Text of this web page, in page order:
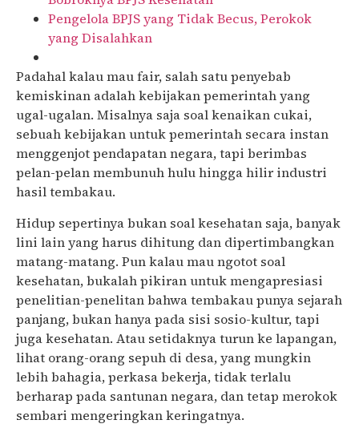
Pengelola BPJS yang Tidak Becus, Perokok
yang Disalahkan
Padahal kalau mau fair, salah satu penyebab
kemiskinan adalah kebijakan pemerintah yang
ugal-ugalan. Misalnya saja soal kenaikan cukai,
sebuah kebijakan untuk pemerintah secara instan
menggenjot pendapatan negara, tapi berimbas
pelan-pelan membunuh hulu hingga hilir industri
hasil tembakau.
Hidup sepertinya bukan soal kesehatan saja, banyak
lini lain yang harus dihitung dan dipertimbangkan
matang-matang. Pun kalau mau ngotot soal
kesehatan, bukalah pikiran untuk mengapresiasi
penelitian-penelitan bahwa tembakau punya sejarah
panjang, bukan hanya pada sisi sosio-kultur, tapi
juga kesehatan. Atau setidaknya turun ke lapangan,
lihat orang-orang sepuh di desa, yang mungkin
lebih bahagia, perkasa bekerja, tidak terlalu
berharap pada santunan negara, dan tetap merokok
sembari mengeringkan keringatnya.